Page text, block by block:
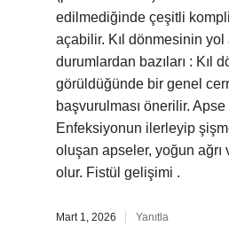
edilmediğinde çeşitli
açabilir. Kıl dönmesinin
durumlardan bazıları : Kıl
görüldüğünde bir genel
başvurulması önerilir.
Enfeksiyonun ilerleyip
oluşan apseler, yoğun ağrı
olur. Fistül gelişimi .
Mart 1, 2026 Yanıtla